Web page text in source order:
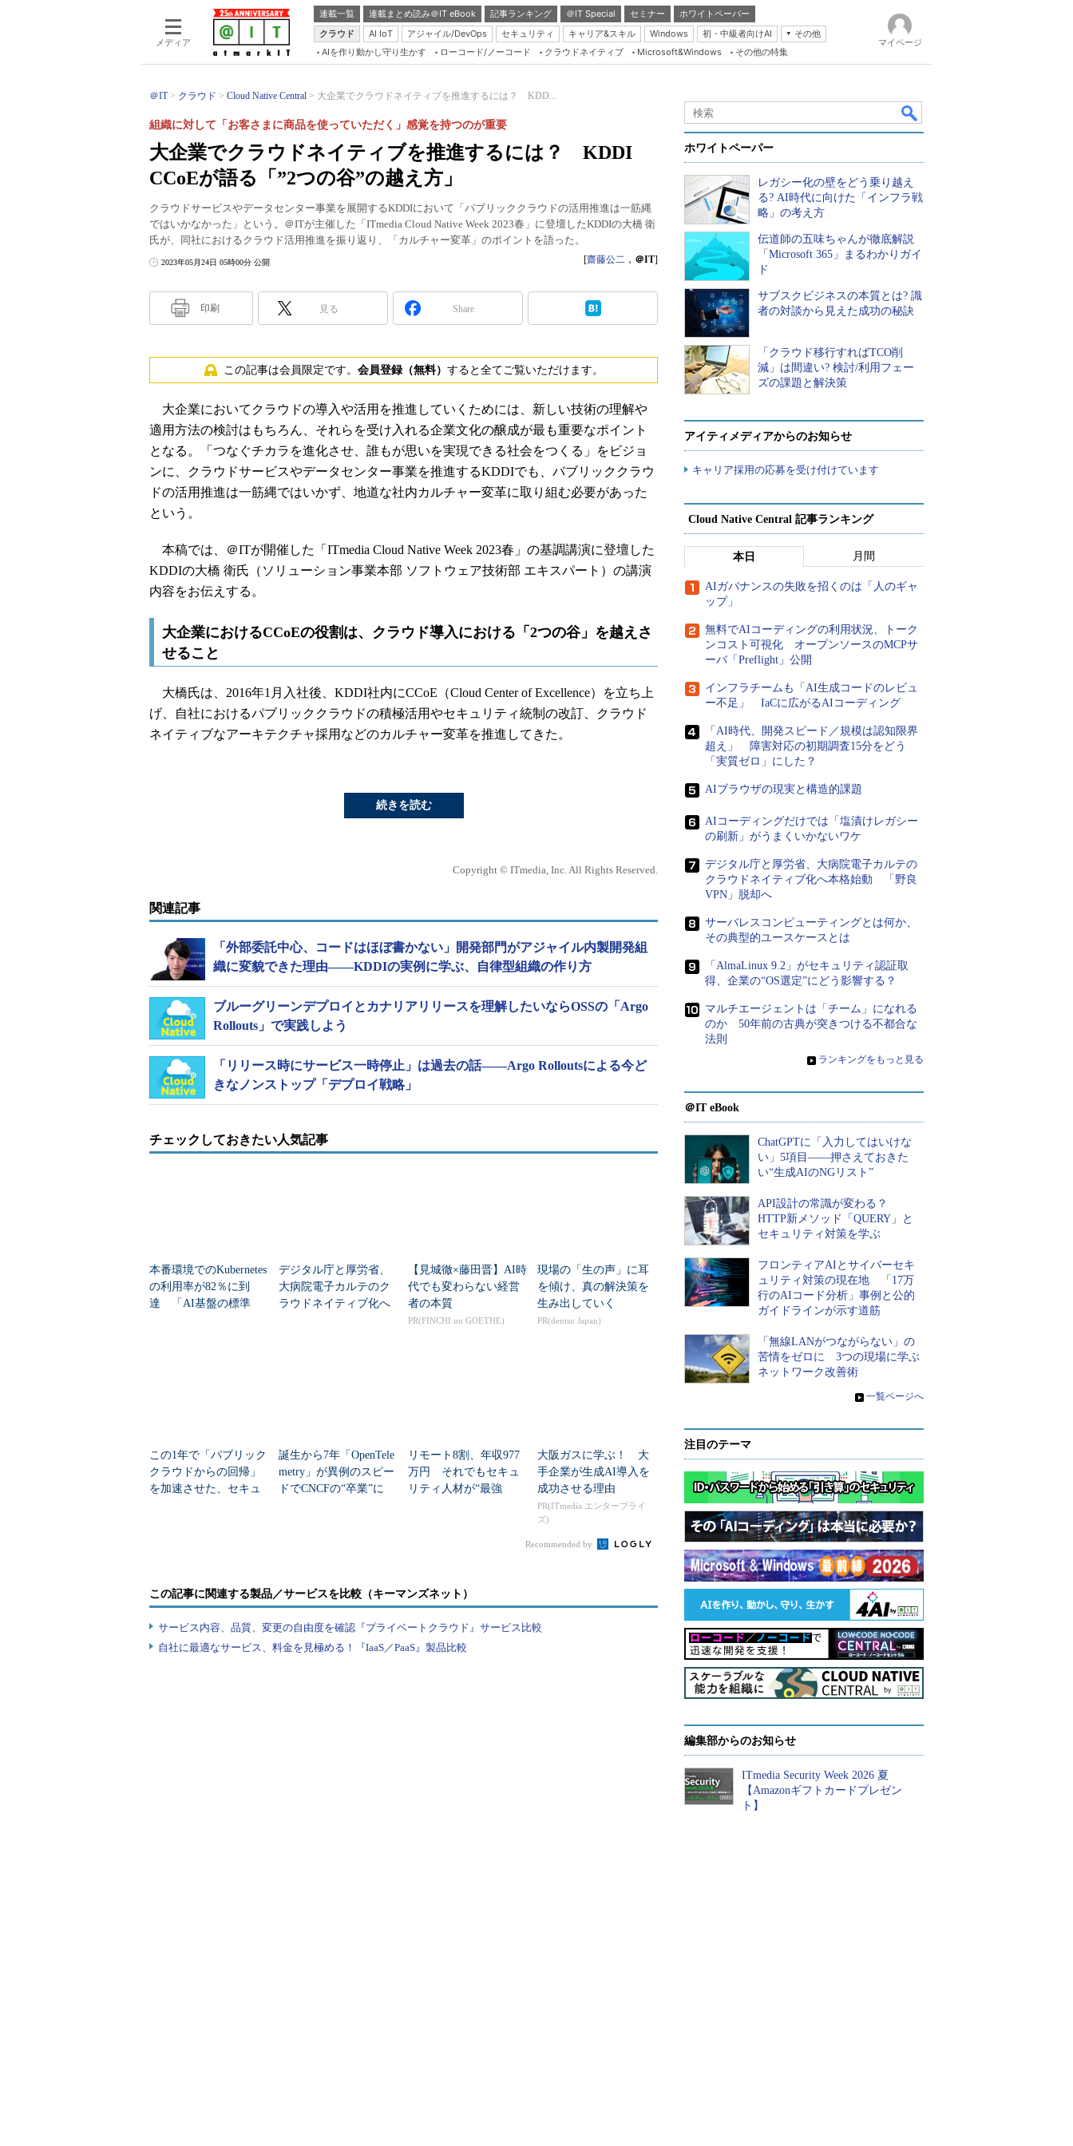
メディア
連載一覧 連載まとめ読み＠IT eBook 記事ランキング ＠IT Special セミナー
ホワイトペーパー
クラウド
AI IoT アジャイル/DevOps セキュリティ キャリア&スキル Windows 初・中級者向けAI
その他
Server & Storage
Java Agile
Database Expert
Linux ＆ OSS
Master of IP Network
Security & Trust
Test & Tools
AIを作り動かし守り生かす ローコード/ノーコード クラウドネイティブ Microsoft&Windows その他の特集
マイページ
＠IT クラウド Cloud Native Central 大企業でクラウドネイティブを推進するには？ KDD...
大企業でクラウドネイティブを推進するには？ KDDI
CCoEが語る「”2つの谷”の越え方」
組織に対して「お客さまに商品を使っていただく」感覚を持つのが重要
クラウドサービスやデータセンター事業を展開するKDDIにおいて「パブリッククラウドの活用推進は一筋縄
ではいかなかった」という。＠ITが主催した「ITmedia Cloud Native Week 2023春」に登壇したKDDIの大橋 衛
氏が、同社におけるクラウド活用推進を振り返り、「カルチャー変革」のポイントを語った。
2023年05月24日 05時00分 公開 [齋藤公二 ， ＠IT]
印刷 見る Share
この記事は会員限定です。 会員登録（無料） すると全てご覧いただけます。
大企業においてクラウドの導入や活用を推進していくためには、新しい技術の理解や
適用方法の検討はもちろん、それらを受け入れる企業文化の醸成が最も重要なポイント
となる。「つなぐチカラを進化させ、誰もが思いを実現できる社会をつくる」をビジョ
ンに、クラウドサービスやデータセンター事業を推進するKDDIでも、パブリッククラウ
ドの活用推進は一筋縄ではいかず、地道な社内カルチャー変革に取り組む必要があった
という。
本稿では、＠ITが開催した「ITmedia Cloud Native Week 2023春」の基調講演に登壇した
KDDIの大橋 衛氏（ソリューション事業本部 ソフトウェア技術部 エキスパート）の講演
内容をお伝えする。
大企業におけるCCoEの役割は、クラウド導入における「2つの谷」を越えさ
せること
大橋氏は、2016年1月入社後、KDDI社内にCCoE（Cloud Center of Excellence）を立ち上
げ、自社におけるパブリッククラウドの積極活用やセキュリティ統制の改訂、クラウド
ネイティブなアーキテクチャ採用などのカルチャー変革を推進してきた。
続きを読む
Copyright © ITmedia, Inc. All Rights Reserved.
関連記事
「外部委託中心、コードはほぼ書かない」開発部門がアジャイル内製開発組
織に変貌できた理由――KDDIの実例に学ぶ、自律型組織の作り方
ブルーグリーンデプロイとカナリアリリースを理解したいならOSSの「Argo
Rollouts」で実践しよう
「リリース時にサービス一時停止」は過去の話――Argo Rolloutsによる今ど
きなノンストップ「デプロイ戦略」
チェックしておきたい人気記事
本番環境でのKubernetes
の利用率が82％に到
達 「AI基盤の標準
デジタル庁と厚労省、
大病院電子カルテのク
ラウドネイティブ化へ
【見城徹×藤田晋】AI時
代でも変わらない経営
者の本質
PR(FINCHI on GOETHE)
現場の「生の声」に耳
を傾け、真の解決策を
生み出していく
PR(dentsu Japan)
この1年で「パブリック
クラウドからの回帰」
を加速させた、セキュ
誕生から7年「OpenTele
metry」が異例のスピー
ドでCNCFの“卒業”に
リモート8割、年収977
万円 それでもセキュ
リティ人材が“最強
大阪ガスに学ぶ！ 大
手企業が生成AI導入を
成功させる理由
PR(ITmedia エンタープライ
ズ)
Recommended by
この記事に関連する製品／サービスを比較（キーマンズネット）
サービス内容、品質、変更の自由度を確認『プライベートクラウド』サービス比較
自社に最適なサービス、料金を見極める！『IaaS／PaaS』製品比較
ホワイトペーパー
レガシー化の壁をどう乗り越え
る? AI時代に向けた「インフラ戦
略」の考え方
伝道師の五味ちゃんが徹底解説
「Microsoft 365」まるわかりガイ
ド
サブスクビジネスの本質とは? 識
者の対談から見えた成功の秘訣
「クラウド移行すればTCO削
減」は間違い? 検討/利用フェー
ズの課題と解決策
アイティメディアからのお知らせ
キャリア採用の応募を受け付けています
Cloud Native Central 記事ランキング
本日 月間
AIガバナンスの失敗を招くのは「人のギャ
ップ」
無料でAIコーディングの利用状況、トーク
ンコスト可視化 オープンソースのMCPサ
ーバ「Preflight」公開
インフラチームも「AI生成コードのレビュ
ー不足」 IaCに広がるAIコーディング
「AI時代、開発スピード／規模は認知限界
超え」 障害対応の初期調査15分をどう
「実質ゼロ」にした？
AIブラウザの現実と構造的課題
AIコーディングだけでは「塩漬けレガシー
の刷新」がうまくいかないワケ
デジタル庁と厚労省、大病院電子カルテの
クラウドネイティブ化へ本格始動 「野良
VPN」脱却へ
サーバレスコンピューティングとは何か、
その典型的ユースケースとは
「AlmaLinux 9.2」がセキュリティ認証取
得、企業の“OS選定”にどう影響する？
マルチエージェントは「チーム」になれる
のか 50年前の古典が突きつける不都合な
法則
» ランキングをもっと見る
＠IT eBook
ChatGPTに「入力してはいけな
い」5項目――押さえておきた
い“生成AIのNGリスト”
API設計の常識が変わる？
HTTP新メソッド「QUERY」と
セキュリティ対策を学ぶ
フロンティアAIとサイバーセキ
ュリティ対策の現在地 「17万
行のAIコード分析」事例と公的
ガイドラインが示す道筋
「無線LANがつながらない」の
苦情をゼロに 3つの現場に学ぶ
ネットワーク改善術
» 一覧ページへ
注目のテーマ
編集部からのお知らせ
ITmedia Security Week 2026 夏
【Amazonギフトカードプレゼン
ト】